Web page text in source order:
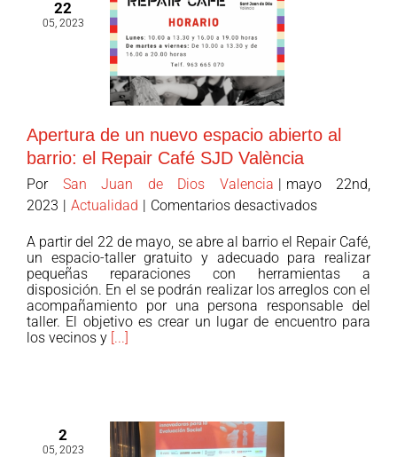
22
05, 2023
Apertura de un nuevo espacio abierto al
barrio: el Repair Café SJD València
Por San Juan de Dios Valencia | mayo 22nd,
2023 | Actualidad | Comentarios desactivadosen
de
un
nuevo
espacio
abierto
A partir del 22 de mayo, se abre al barrio el Repair Café,
un espacio-taller gratuito y adecuado para realizar
pequeñas reparaciones con herramientas a
disposición. En el se podrán realizar los arreglos con el
acompañamiento por una persona responsable del
taller. El objetivo es crear un lugar de encuentro para
los vecinos y [...]
2
05, 2023